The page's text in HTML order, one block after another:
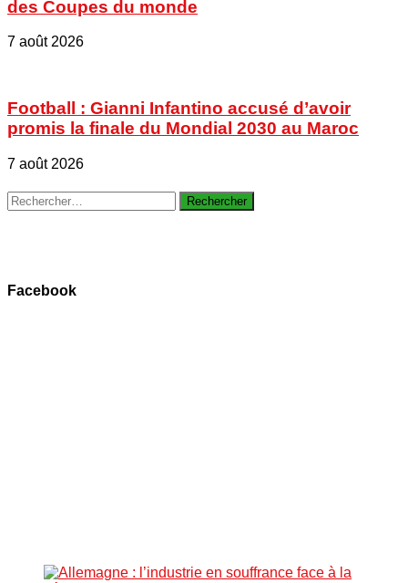
des Coupes du monde
7 août 2026
Football : Gianni Infantino accusé d’avoir
promis la finale du Mondial 2030 au Maroc
7 août 2026
Rechercher :
Facebook